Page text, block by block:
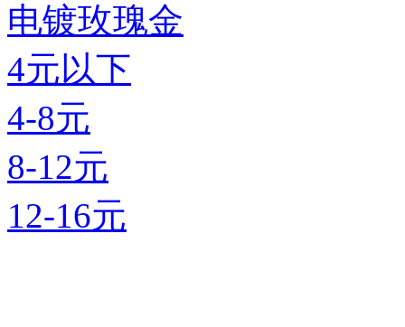
电镀玫瑰金
4元以下
4-8元
8-12元
12-16元